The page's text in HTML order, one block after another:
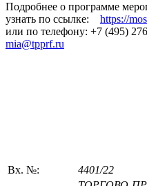
Подробнее о программе
узнать по ссылке: https://
или по телефону: +7 (495)
mia@tpprf.ru
Вх. №:
4401/22